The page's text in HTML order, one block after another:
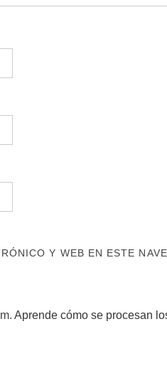
Y WEB EN ESTE
Aprende cómo se procesan